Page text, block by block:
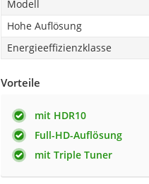
Modell
Hohe Auflösung
Energieeffizienzklasse
Vorteile
mit HDR10
Full-HD-Auflösung
mit Triple Tuner